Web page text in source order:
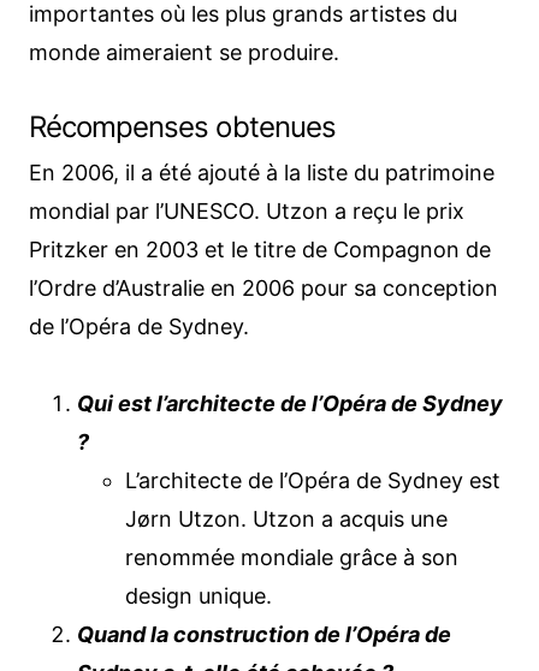
importantes où les plus grands artistes du
monde aimeraient se produire.
Récompenses obtenues
En 2006, il a été ajouté à la liste du patrimoine
mondial par l’UNESCO. Utzon a reçu le prix
Pritzker en 2003 et le titre de Compagnon de
l’Ordre d’Australie en 2006 pour sa conception
de l’Opéra de Sydney.
Qui est l’architecte de l’Opéra de Sydney
?
L’architecte de l’Opéra de Sydney est
Jørn Utzon. Utzon a acquis une
renommée mondiale grâce à son
design unique.
Quand la construction de l’Opéra de